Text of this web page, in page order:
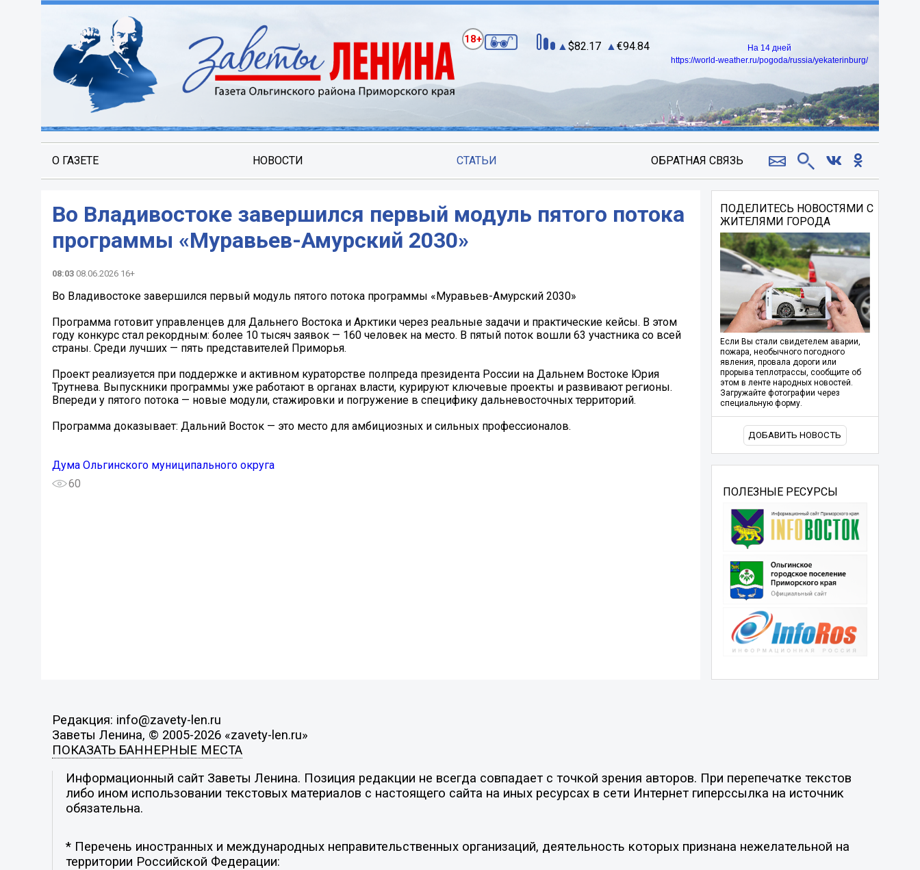
18+
82.17 94.84
На 14 дней
https://world-weather.ru/pogoda/russia/yekaterinburg/
О ГАЗЕТЕ НОВОСТИ СТАТЬИ ОБРАТНАЯ СВЯЗЬ
Во Владивостоке завершился первый модуль пятого потока
программы «Муравьев-Амурский 2030»
08:03 08.06.2026 16+
Во Владивостоке завершился первый модуль пятого потока программы «Муравьев-Амурский 2030»
Программа готовит управленцев для Дальнего Востока и Арктики через реальные задачи и практические кейсы. В этом
году конкурс стал рекордным: более 10 тысяч заявок — 160 человек на место. В пятый поток вошли 63 участника со всей
страны. Среди лучших — пять представителей Приморья.
Проект реализуется при поддержке и активном кураторстве полпреда президента России на Дальнем Востоке Юрия
Трутнева. Выпускники программы уже работают в органах власти, курируют ключевые проекты и развивают регионы.
Впереди у пятого потока — новые модули, стажировки и погружение в специфику дальневосточных территорий.
Программа доказывает: Дальний Восток — это место для амбициозных и сильных профессионалов.
Дума Ольгинского муниципального округа
60
ПОДЕЛИТЕСЬ НОВОСТЯМИ С
ЖИТЕЛЯМИ ГОРОДА
Если Вы стали свидетелем аварии,
пожара, необычного погодного
явления, провала дороги или
прорыва теплотрассы, сообщите об
этом в ленте народных новостей.
Загружайте фотографии через
специальную форму.
ДОБАВИТЬ НОВОСТЬ
ПОЛЕЗНЫЕ РЕСУРСЫ
Редакция: info@zavety-len.ru
Заветы Ленина, © 2005-2026 «zavety-len.ru»
ПОКАЗАТЬ БАННЕРНЫЕ МЕСТА
Информационный сайт Заветы Ленина. Позиция редакции не всегда совпадает с точкой зрения авторов. При перепечатке текстов
либо ином использовании текстовых материалов с настоящего сайта на иных ресурсах в сети Интернет гиперссылка на источник
обязательна.
* Перечень иностранных и международных неправительственных организаций, деятельность которых признана нежелательной на
территории Российской Федерации: